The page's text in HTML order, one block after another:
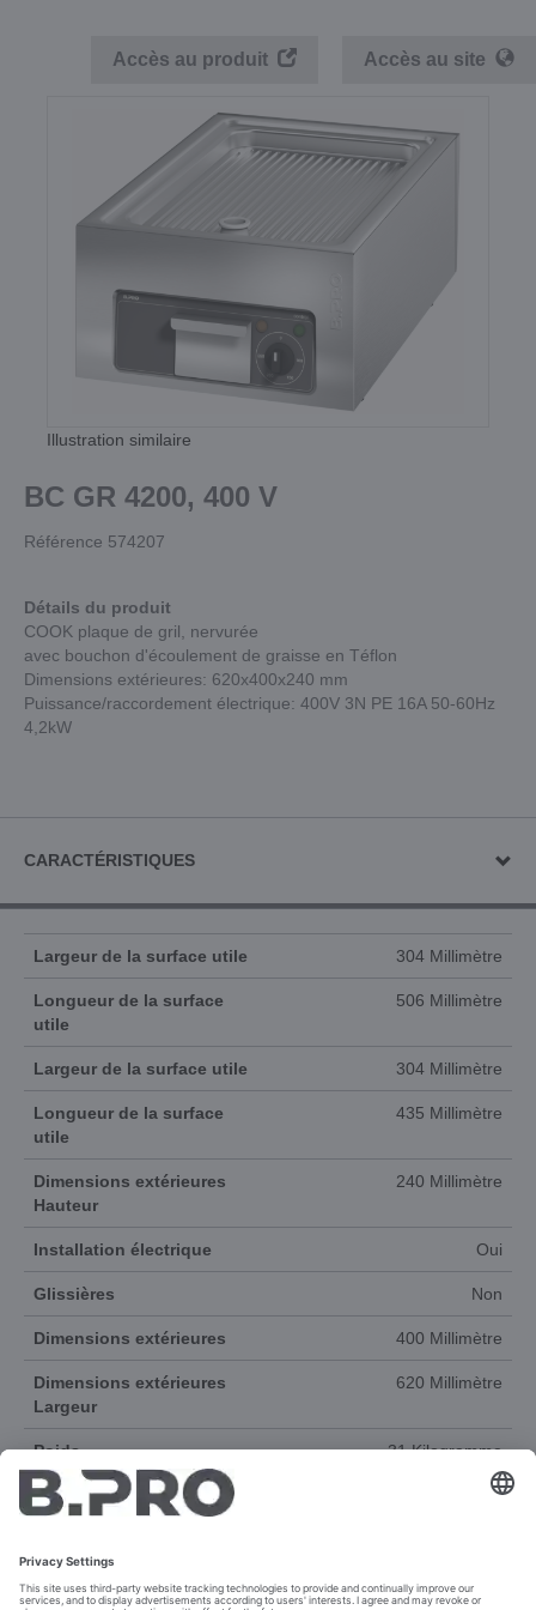
Accès au site
Accès au produit
Illustration similaire
BC GR 4200, 400 V
Référence 574207
Détails du produit
COOK plaque de gril, nervurée
avec bouchon d'écoulement de graisse en Téflon
Dimensions extérieures: 620x400x240 mm
Puissance/raccordement électrique: 400V 3N PE 16A 50-60Hz
4,2kW
CARACTÉRISTIQUES
Largeur de la surface utile 304 Millimètre
Longueur de la surface
utile
506 Millimètre
Largeur de la surface utile 304 Millimètre
Longueur de la surface
utile
435 Millimètre
Dimensions extérieures
Hauteur
240 Millimètre
Installation électrique Oui
Glissières Non
Dimensions extérieures 400 Millimètre
Dimensions extérieures
Largeur
620 Millimètre
Poids 31 Kilogramme
Plage de température à 250 °C
Matériau Acier inoxydable 18/10